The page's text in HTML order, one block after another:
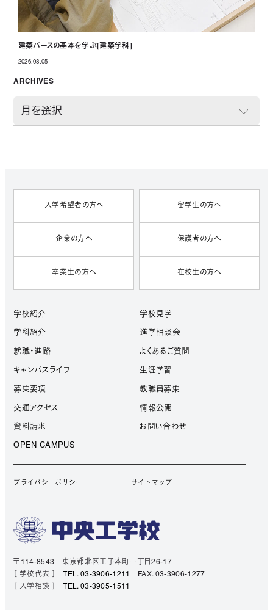
建築パースの基本を学ぶ[建築学科]
2026.08.05
ARCHIVES
入学希望者の方へ 留学生の方へ
企業の方へ 保護者の方へ
卒業生の方へ 在校生の方へ
学校紹介
学科紹介
就職・進路
キャンパスライフ
募集要項
交通アクセス
資料請求
OPEN CAMPUS
学校見学
進学相談会
よくあるご質問
生涯学習
教職員募集
情報公開
お問い合わせ
プライバシーポリシー サイトマップ
〒114-8543 東京都北区王子本町一丁目26-17
［ 学校代表 ］
TEL. 03-3906-1211
FAX. 03-3906-1277
［ 入学相談 ］
TEL. 03-3905-1511